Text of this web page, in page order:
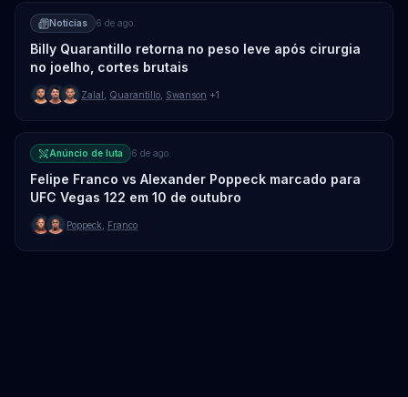
Notícias 6 de ago.
Billy Quarantillo retorna no peso leve após cirurgia
no joelho, cortes brutais
Zalal Quarantillo Swanson +1
Anúncio de luta 6 de ago.
Felipe Franco vs Alexander Poppeck marcado para
UFC Vegas 122 em 10 de outubro
Poppeck Franco